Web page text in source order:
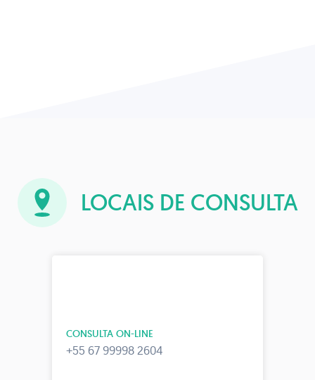
LOCAIS DE CONSULTA
CONSULTA ON-LINE
+55 67 99998 2604